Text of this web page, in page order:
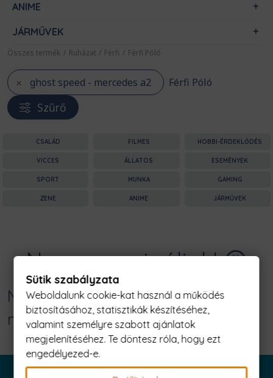
ANIME
JÁRMŰVEK
Összes termék / Ruházat / Férfi / Férfi Póló
ghost speed - mercedes a2 Férfi Póló
Szűrő
CSALÁD FILMES HOBBI-ÉRDEKLŐDÉS
VICCES ÁLLATOS ESEMÉNYEK
SPORT MUNKA GAMING
ZENE ANIME JÁRMŰVEK
Nagyon sajnáljuk! 😥
Nincs találat erre: "ghost speed -
mercedes a2 Férfi Póló"
Sütik szabályzata
Weboldalunk cookie-kat használ a működés
biztosításához, statisztikák készítéséhez,
valamint személyre szabott ajánlatok
megjelenítéséhez. Te döntesz róla, hogy ezt
engedélyezed-e.